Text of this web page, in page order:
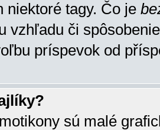
niektoré tagy. Čo je
vzhľadu či
príspevok od
sú malé